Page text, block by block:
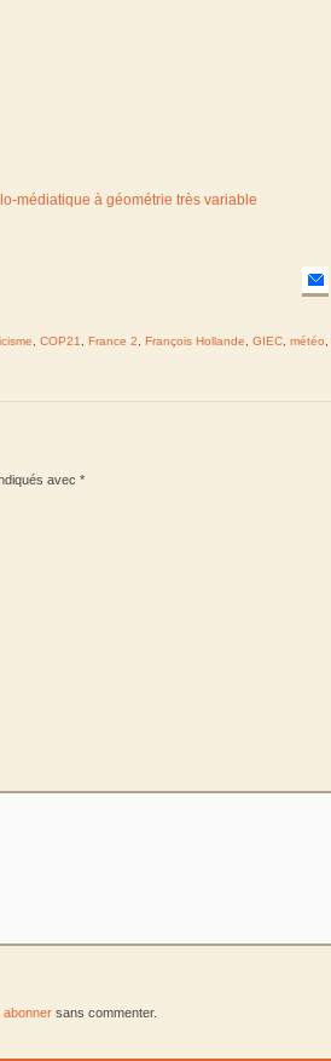
médiatique à géométrie très variable
COP21 France 2 François Hollande GIEC météo
avec *
abonner sans commenter.